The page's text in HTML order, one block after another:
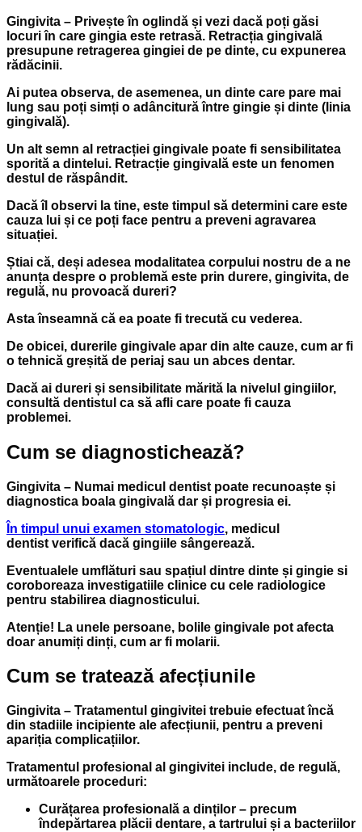
Gingivita – Privește în oglindă și vezi dacă poți găsi
locuri în care gingia este retrasă. Retracția gingivală
presupune retragerea gingiei de pe dinte, cu expunerea
rădăcinii.
Ai putea observa, de asemenea, un dinte care pare mai
lung sau poți simți o adâncitură între gingie și dinte (linia
gingivală).
Un alt semn al retracției gingivale poate fi sensibilitatea
sporită a dintelui. Retracție gingivală este un fenomen
destul de răspândit.
Dacă îl observi la tine, este timpul să determini care este
cauza lui și ce poți face pentru a preveni agravarea
situației.
Știai că, deși adesea modalitatea corpului nostru de a ne
anunța despre o problemă este prin durere, gingivita, de
regulă, nu provoacă dureri?
Asta înseamnă că ea poate fi trecută cu vederea.
De obicei, durerile gingivale apar din alte cauze, cum ar fi
o tehnică greșită de periaj sau un abces dentar.
Dacă ai dureri și sensibilitate mărită la nivelul gingiilor,
consultă dentistul ca să afli care poate fi cauza
problemei.
Cum se diagnostichează?
Gingivita – Numai medicul dentist poate recunoaște și
diagnostica boala gingivală dar și progresia ei.
În timpul unui examen stomatologic, medicul
dentist verifică dacă gingiile sângerează.
Eventualele umflături sau spațiul dintre dinte și gingie si
coroboreaza investigatiile clinice cu cele radiologice
pentru stabilirea diagnosticului.
Atenție! La unele persoane, bolile gingivale pot afecta
doar anumiți dinți, cum ar fi molarii.
Cum se tratează afecțiunile
Gingivita – Tratamentul gingivitei trebuie efectuat încă
din stadiile incipiente ale afecțiunii, pentru a preveni
apariția complicațiilor.
Tratamentul profesional al gingivitei include, de regulă,
următoarele proceduri:
Curățarea profesională a dinților – precum
îndepărtarea plăcii dentare, a tartrului și a bacteriilor